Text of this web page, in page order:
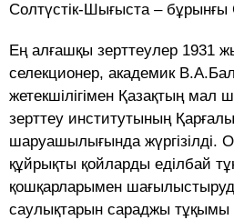
Солтүстік-Шығыста –
Ең алғашқы зерттеулер 1931
селекционер, академик
жетекшілігімен Қазақтың
зерттеу институтының
шаруашылығында жүргізілді.
құйрықты қойларды еділбай
қошқарларымен
саулықтарын сараджы тұқымы